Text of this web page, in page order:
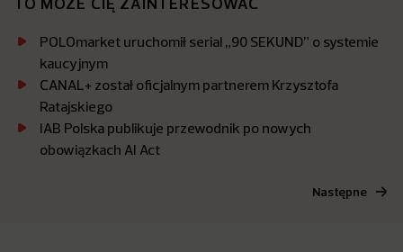
POLOmarket uruchomił serial „90 SEKUND” o systemie
kaucyjnym
CANAL+ został oficjalnym partnerem Krzysztofa
Ratajskiego
IAB Polska publikuje przewodnik po nowych
obowiązkach AI Act
Następne